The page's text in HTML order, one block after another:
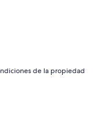
de la propiedad